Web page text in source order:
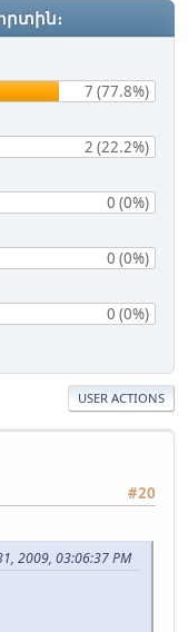
7 (77.8%)
2 (22.2%)
0 (0%)
0 (0%)
0 (0%)
USER ACTIONS
#20
2009, 03:06:37 PM